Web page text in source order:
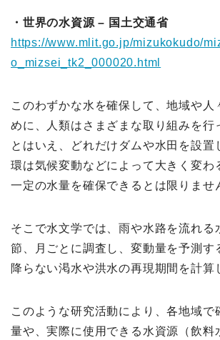
・世界の水資源 – 国土交通省
https://www.mlit.go.jp/mizukokudo/
o_mizsei_tk2_000020.html
このわずかな水を確保して、地域や人
めに、人類はさまざまな取り組みを行
とはいえ、どれだけダムや水田を設置
環は気候変動などによって大きく変わ
一定の水量を確保できるとは限りませ
そこで水文学では、雨や水路を流れる
節、月ごとに調査し、変動量を予測す
降らない渇水や洪水の再現期間を計算
このような研究活動により、各地域で
量や、実際に使用できる水資源（飲料